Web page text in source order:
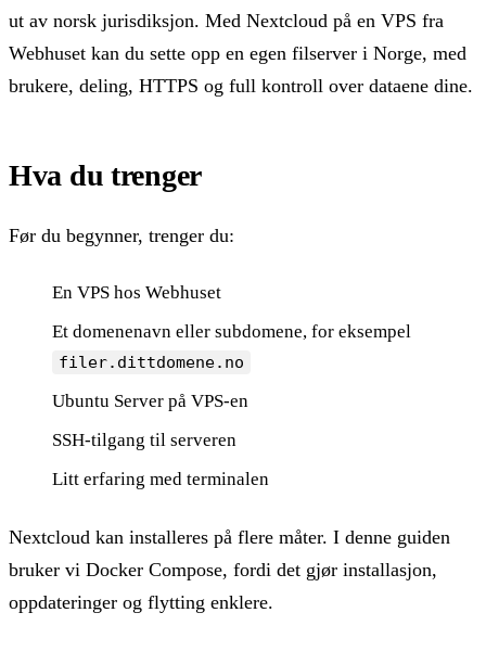
ut av norsk jurisdiksjon. Med Nextcloud på en VPS fra
Webhuset kan du sette opp en egen filserver i Norge, med
brukere, deling, HTTPS og full kontroll over dataene dine.
Hva du trenger
Før du begynner, trenger du:
En VPS hos Webhuset
Et domenenavn eller subdomene, for eksempel
filer.dittdomene.no
Ubuntu Server på VPS-en
SSH-tilgang til serveren
Litt erfaring med terminalen
Nextcloud kan installeres på flere måter. I denne guiden
bruker vi Docker Compose, fordi det gjør installasjon,
oppdateringer og flytting enklere.